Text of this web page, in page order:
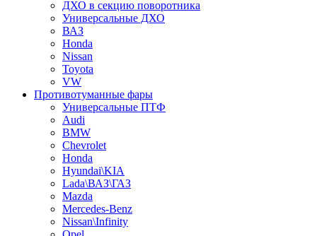
ДХО в секцию поворотника
Универсальные ДХО
ВАЗ
Honda
Nissan
Toyota
VW
Противотуманные фары
Универсальные ПТФ
Audi
BMW
Chevrolet
Honda
Hyundai\KIA
Lada\ВАЗ\ГАЗ
Mazda
Mercedes-Benz
Nissan\Infinity